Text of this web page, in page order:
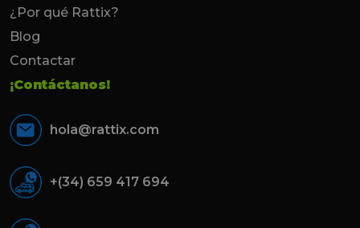
¿Por qué Rattix?
Blog
Contactar
¡Contáctanos!
hola@rattix.com
+(34) 659 417 694